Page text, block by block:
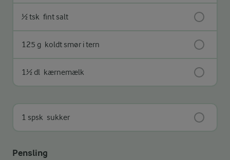
½ tsk fint salt
125 g koldt smør i tern
1½ dl kærnemælk
1 spsk sukker
Pensling